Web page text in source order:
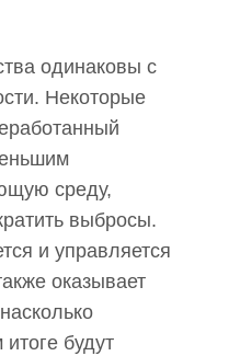
одинаковы с
Некоторые
среду,
выбросы.
и управляется
оказывает
будут